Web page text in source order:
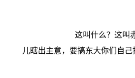
这叫什么？这叫
儿瞎出主意，要搞东大你们自